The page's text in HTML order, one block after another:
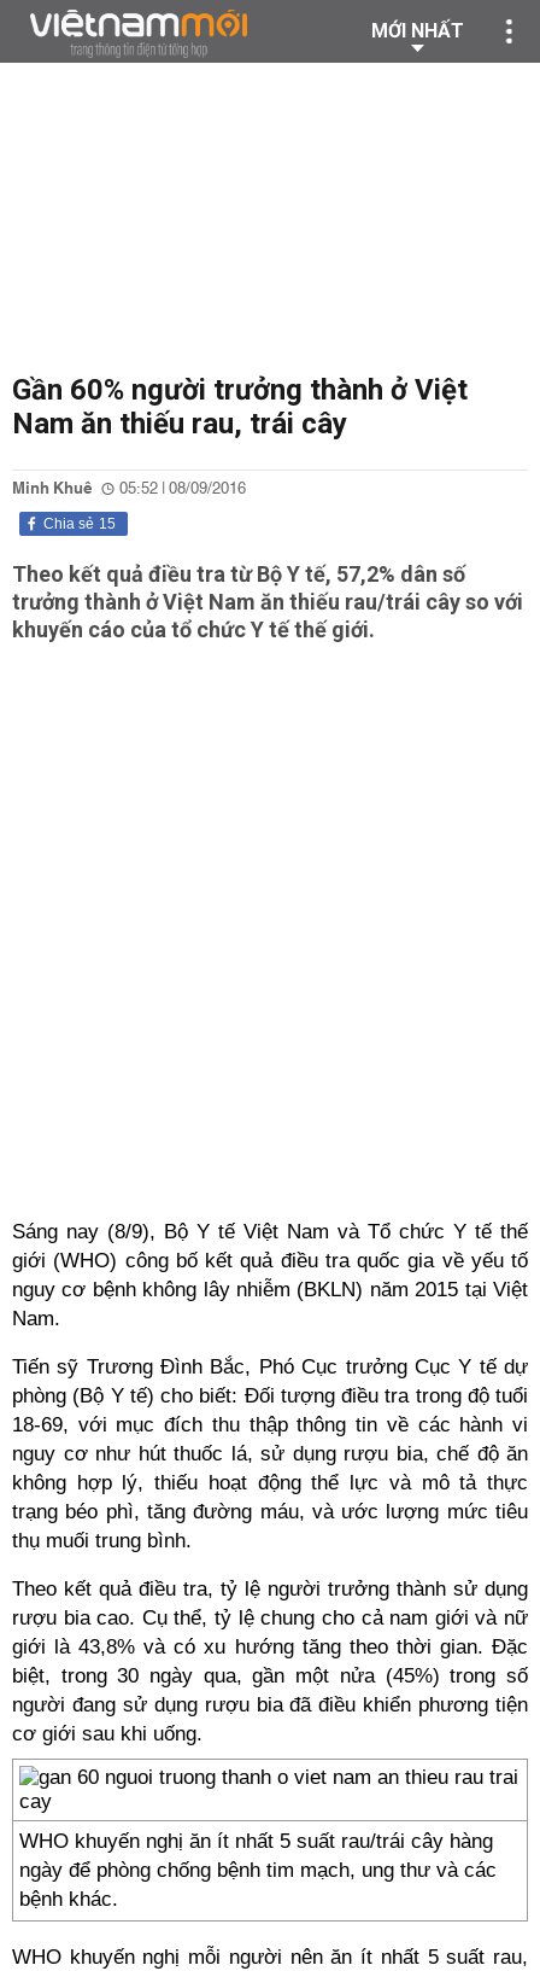
MỚI NHẤT
Gần 60% người trưởng thành ở Việt
Nam ăn thiếu rau, trái cây
Minh Khuê 05:52 | 08/09/2016
15
Chia sẻ
Theo kết quả điều tra từ Bộ Y tế, 57,2% dân số
trưởng thành ở Việt Nam ăn thiếu rau/trái cây so với
khuyến cáo của tổ chức Y tế thế giới.
Sáng nay (8/9), Bộ Y tế Việt Nam và Tổ chức Y tế thế
giới (WHO) công bố kết quả điều tra quốc gia về yếu tố
nguy cơ bệnh không lây nhiễm (BKLN) năm 2015 tại Việt
Nam.
Tiến sỹ Trương Đình Bắc, Phó Cục trưởng Cục Y tế dự
phòng (Bộ Y tế) cho biết: Đối tượng điều tra trong độ tuổi
18-69, với mục đích thu thập thông tin về các hành vi
nguy cơ như hút thuốc lá, sử dụng rượu bia, chế độ ăn
không hợp lý, thiếu hoạt động thể lực và mô tả thực
trạng béo phì, tăng đường máu, và ước lượng mức tiêu
thụ muối trung bình.
Theo kết quả điều tra, tỷ lệ người trưởng thành sử dụng
rượu bia cao. Cụ thể, tỷ lệ chung cho cả nam giới và nữ
giới là 43,8% và có xu hướng tăng theo thời gian. Đặc
biệt, trong 30 ngày qua, gần một nửa (45%) trong số
người đang sử dụng rượu bia đã điều khiển phương tiện
cơ giới sau khi uống.
WHO khuyến nghị ăn ít nhất 5 suất rau/trái cây hàng
ngày để phòng chống bệnh tim mạch, ung thư và các
bệnh khác.
WHO khuyến nghị mỗi người nên ăn ít nhất 5 suất rau,